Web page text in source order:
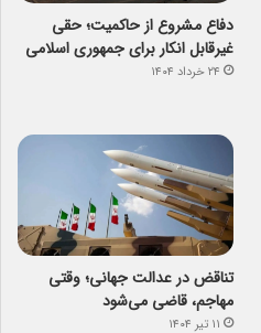
دفاع مشروع از حاکمیت؛ حقی
غیرقابل انکار برای جمهوری اسلامی
۲۴ خرداد ۱۴۰۴
تناقض در عدالت جهانی؛ وقتی
مهاجم، قاضی می‌شود
۱۱ تیر ۱۴۰۴